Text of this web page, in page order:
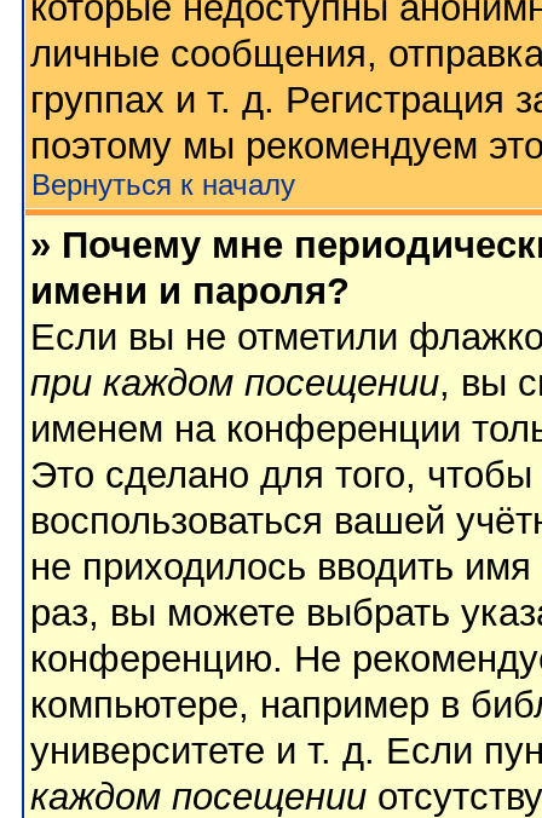
личные сообщения,
группах и т. д. Регистрация
поэтому мы рекомендуем
Вернуться к началу
» Почему мне
имени и пароля?
Если вы не отметили
при каждом посещении, вы
именем на конференции
Это сделано для того, чтобы
воспользоваться вашей
не приходилось вводить
раз, вы можете выбрать
конференцию. Не
компьютере, например в
университете и т. д. Если
каждом посещении